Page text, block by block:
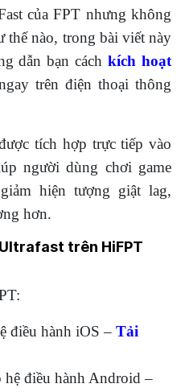
của FPT nhưng không
thế nào, trong bài viết này
dẫn bạn cáchkích hoạt
trên điện thoại thông
tích hợp trực tiếp vào
người dùng chơi game
hiện tượng giật lag,
hơn.
trên HiFPT
điều hành iOS – Tải
điều hành Android –